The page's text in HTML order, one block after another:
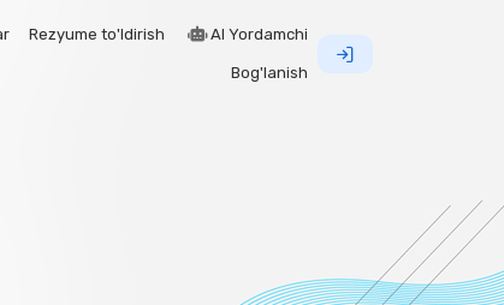
Rezyume to'ldirish AI Yordamchi
Bog'lanish